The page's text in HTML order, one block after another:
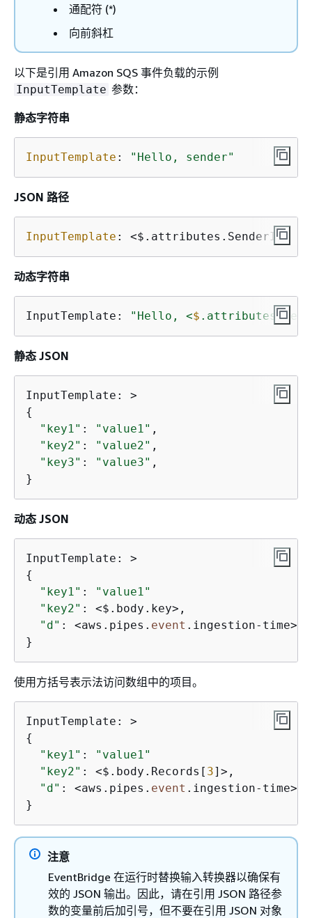
通配符 (*)
向前斜杠
以下是引用 Amazon SQS 事件负载的示例
InputTemplate 参数：
静态字符串
InputTemplate : "Hello, sender"
JSON 路径
InputTemplate : <$.attributes.SenderId>
动态字符串
InputTemplate: "Hello, <$
静态 JSON
{
"key1" : "value1" ,
"key2" : "value2" ,
"key3" : "value3" ,
}
动态 JSON
{
"key1" :
"value1"
"key2" : <$.body.key>,
"d" : <aws.pipes. event .ingestion-time>
}
使用方括号表示法访问数组中的项目。
{
"key1" :
"value1"
"key2" : <$.body.Records[ 3]>,
"d" : <aws.pipes. event .ingestion-time>
}
注意
EventBridge 在运行时替换输入转换器以确保有
效的 JSON 输出。因此，请在引用 JSON 路径参
数的变量前后加引号，但不要在引用 JSON 对象